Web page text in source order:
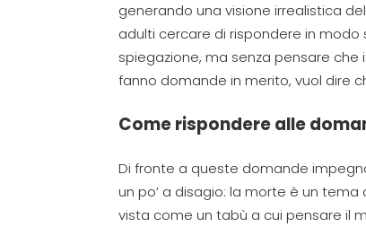
generando una visione irrealistica
adulti cercare di rispondere in modo
spiegazione, ma senza pensare che
fanno domande in merito, vuol dire
Come rispondere alle
Di fronte a queste domande
un po’ a disagio: la morte è un
vista come un tabù a cui pensare il